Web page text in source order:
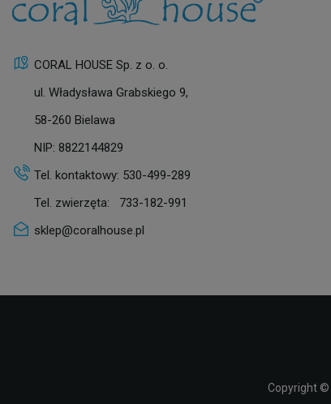
CORAL HOUSE Sp. z o. o.
ul. Władysława Grabskiego 9,
58-260 Bielawa
NIP: 8822144829
Tel. kontaktowy: 530-499-289
Tel. zwierzęta: 733-182-991
sklep@coralhouse.pl
Copyright ©